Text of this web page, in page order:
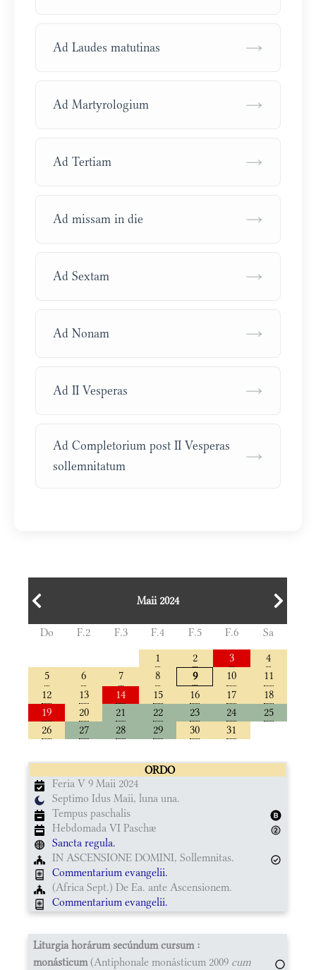
Ad Laudes matutinas →
Ad Martyrologium →
Ad Tertiam →
Ad missam in die →
Ad Sextam →
Ad Nonam →
Ad II Vesperas →
Ad Completorium post II Vesperas
sollemnitatum
→
Maii 2024
Do F.2 F.3 F.4 F.5 F.6
Sa
1
2 3
4
5
6 7 8 9 10
11
12
13 14 15 16 17
18
19
20 21 22 23 24
25
26
27 28 29 30 31
ORDO
Feria V 9 Maii 2024
Septimo Idus Maii, luna una.
Tempus paschalis
Hebdomada VI Paschæ
Sancta regula.
IN ASCENSIONE DOMINI, Sollemnitas.
Commentarium evangelii.
(Africa Sept.) De Ea. ante Ascensionem.
Commentarium evangelii.
Liturgia horárum secúndum cursum :
monásticum(Antiphonale monásticum 2009 cum